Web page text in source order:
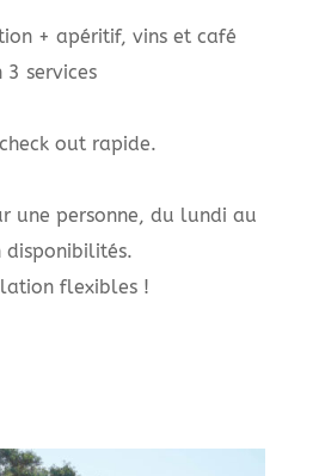
+ apéritif, vins et café
3 services
out rapide.
une personne, du lundi au
disponibilités.
flexibles !